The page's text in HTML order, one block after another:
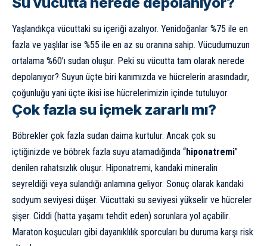
Yaşlandıkça vücuttaki su içeriği azalıyor. Yenidoğanlar %75 ile en
fazla ve yaşlılar ise %55 ile en az su oranına sahip. Vücudumuzun
ortalama %60’ı sudan oluşur. Peki su vücutta tam olarak nerede
depolanıyor? Suyun üçte biri kanımızda ve hücrelerin arasındadır,
çoğunluğu yani üçte ikisi ise hücrelerimizin içinde tutuluyor.
Çok fazla su içmek zararlı mı?
Böbrekler çok fazla sudan daima kurtulur. Ancak çok su
içtiğinizde ve böbrek fazla suyu atamadığında “hiponatremi”
denilen rahatsızlık oluşur. Hiponatremi, kandaki mineralin
seyreldiği veya sulandığı anlamına geliyor. Sonuç olarak kandaki
sodyum seviyesi düşer. Vücuttaki su seviyesi yükselir ve hücreler
şişer. Ciddi (hatta yaşamı tehdit eden) sorunlara yol açabilir.
Maraton koşucuları gibi dayanıklılık sporcuları bu duruma karşı risk